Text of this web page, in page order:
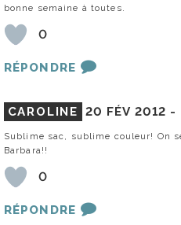
bonne semaine à toutes.
0
RÉPONDRE
CAROLINE 20 FÉV 2012 -
Sublime sac, sublime couleur! On
Barbara!!
0
RÉPONDRE